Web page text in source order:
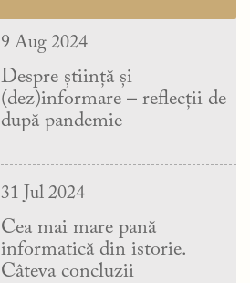
9 Aug 2024
Despre știință și
(dez)informare – reflecții de
după pandemie
31 Jul 2024
Cea mai mare pană
informatică din istorie.
Câteva concluzii